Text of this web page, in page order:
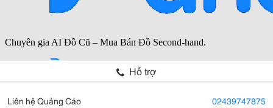
Hỗ trợ
Liên hệ Quảng Cáo 02439747875